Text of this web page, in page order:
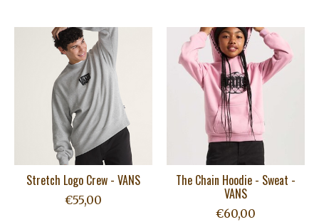
Stretch Logo Crew - VANS
€55,00
The Chain Hoodie - Sweat -
VANS
€60,00